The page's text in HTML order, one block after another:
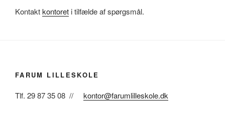
Kontaktkontoret i tilfælde af spørgsmål.
FARUM LILLESKOLE
Tlf. 29 87 35 08 // kontor@farumlilleskole.dk